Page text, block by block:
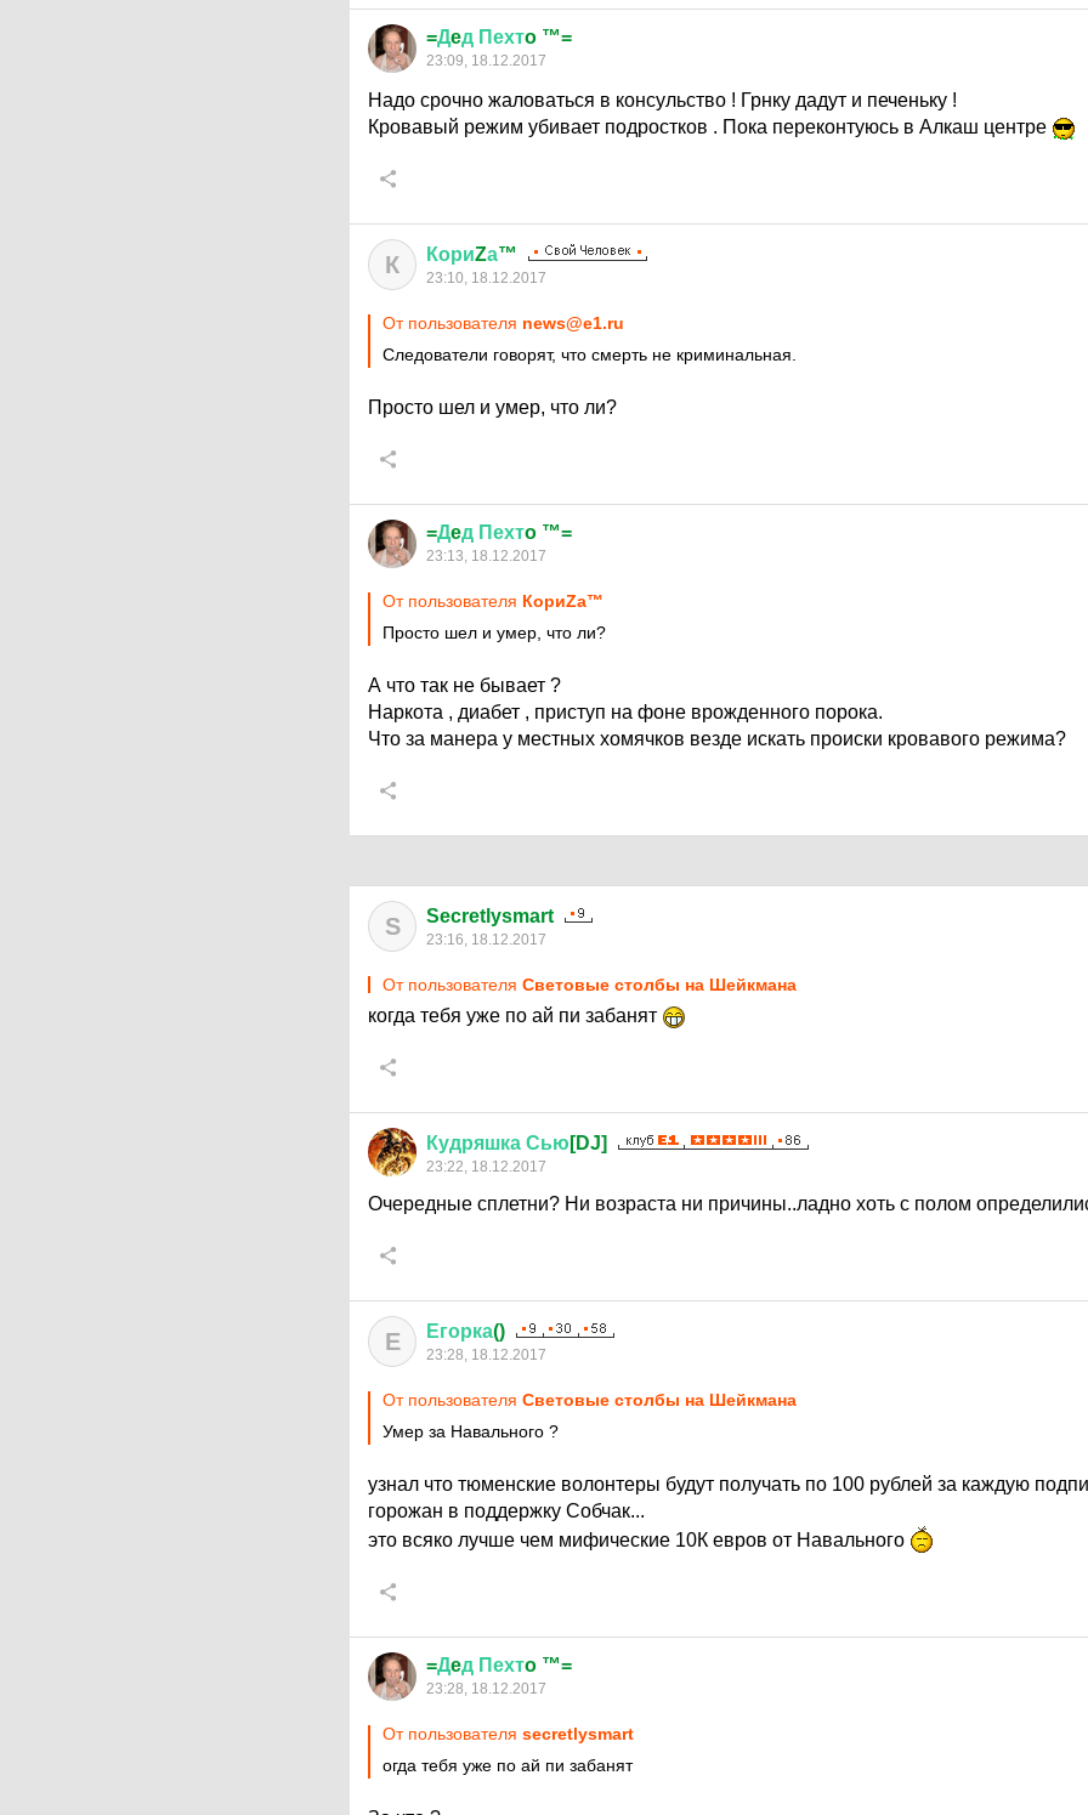
=Дeд Пехтo ™=
23:09, 18.12.2017
Надо срочно жаловаться в консульство ! Грнку дадут и печеньку !
Кровавый режим убивает подростков . Пока переконтуюсь в Алкаш центре
К КориZа™
23:10, 18.12.2017
От пользователя news@e1.ru
Следователи говорят, что смерть не криминальная.
Просто шел и умер, что ли?
=Дeд Пехтo ™=
23:13, 18.12.2017
От пользователя КориZа™
Просто шел и умер, что ли?
А что так не бывает ?
Наркота , диабет , приступ на фоне врожденного порока.
Что за манера у местных хомячков везде искать происки кровавого режима?
S Secretlysmart
23:16, 18.12.2017
От пользователя Cветoвыe стoлбы на Шейкмана
когда тебя уже по ай пи забанят
Кудряшка Сью [DJ]
23:22, 18.12.2017
Очередные сплетни? Ни возраста ни причины..ладно хоть с полом
Е Егорка()
23:28, 18.12.2017
От пользователя Cветoвыe стoлбы на Шейкмана
Умер за Навального ?
узнал что тюменские волонтеры будут получать по 100 рублей за каждую
горожан в поддержку Собчак...
это всяко лучше чем мифические 10К евров от Навального
=Дeд Пехтo ™=
23:28, 18.12.2017
От пользователя secretlysmart
огда тебя уже по ай пи забанят